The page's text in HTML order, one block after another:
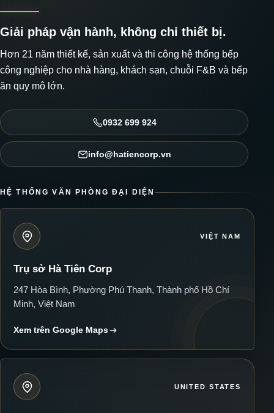
Giải pháp vận hành, không chỉ thiết bị.
Hơn 21 năm thiết kế, sản xuất và thi công hệ thống bếp
công nghiệp cho nhà hàng, khách sạn, chuỗi F&B và bếp
ăn quy mô lớn.
0932 699 924
info@hatiencorp.vn
HỆ THỐNG VĂN PHÒNG ĐẠI DIỆN
VIỆT NAM
Trụ sở Hà Tiên Corp
247 Hòa Bình, Phường Phú Thạnh, Thành phố Hồ Chí
Minh, Việt Nam
Xem trên Google Maps
UNITED STATES